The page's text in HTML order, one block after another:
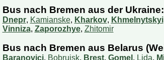
Wie kaufe ich ein Ticket?
Wie kann ich mein Ticket
Kann ich das Reisedatum
Wie storniere ich meine
Bus nach Bremen aus der Ukraine:
Dnepr, Kamianske, Kharkov, Khmelnytskyi
Vinniza, Zaporozhye, Zhitomir
Bus nach Bremen aus Belarus
Baranovici, Bobrujsk, Brest, Gomel , Lida,